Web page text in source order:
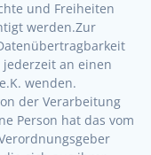
und Freiheiten
werden.Zur
an einen
wenden.
der Verarbeitung
Person hat das vom